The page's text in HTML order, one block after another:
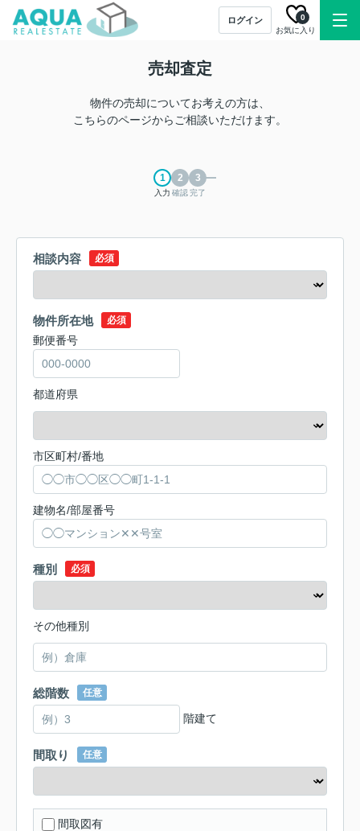
ログイン
お気に入り
0
売却査定
物件の売却についてお考えの方は、
こちらのページからご相談いただけます。
入力 確認完了
相談内容 必須
物件所在地 必須
郵便番号
都道府県
市区町村/番地
建物名/部屋番号
種別 必須
その他種別
総階数 任意
階建て
間取り 任意
間取図有